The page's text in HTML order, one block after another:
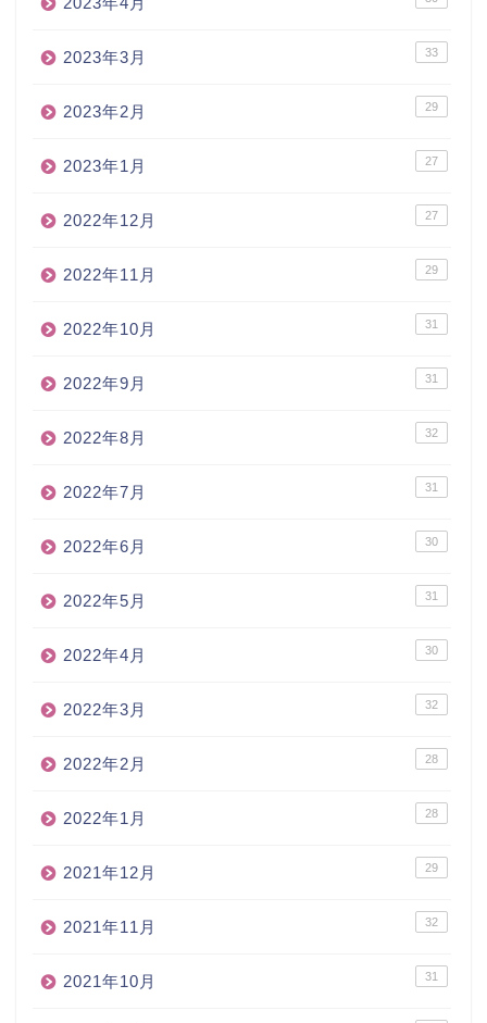
2023年3月 33
2023年2月 29
2023年1月 27
2022年12月 27
2022年11月 29
2022年10月 31
2022年9月 31
2022年8月 32
2022年7月 31
2022年6月 30
2022年5月 31
2022年4月 30
2022年3月 32
2022年2月 28
2022年1月 28
2021年12月 29
2021年11月 32
2021年10月 31